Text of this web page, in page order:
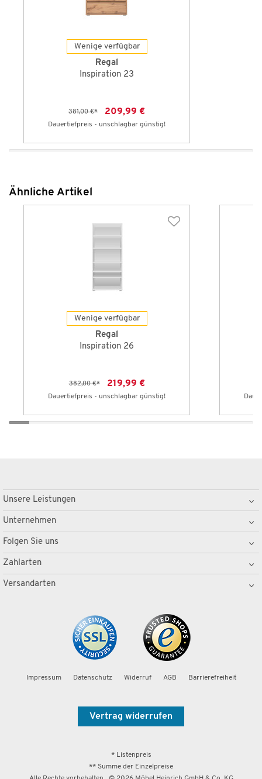
Wenige verfügbar
Regal
Inspiration 23
381,00 €* 209,99 €
Dauertiefpreis - unschlagbar günstig!
Ähnliche Artikel
Wenige verfügbar
Regal
Inspiration 26
382,00 €* 219,99 €
Dauertiefpreis - unschlagbar günstig!
Unsere Leistungen
Unternehmen
Folgen Sie uns
Zahlarten
Versandarten
Impressum Datenschutz Widerruf AGB Barrierefreiheit
Vertrag widerrufen
* Listenpreis
** Summe der Einzelpreise